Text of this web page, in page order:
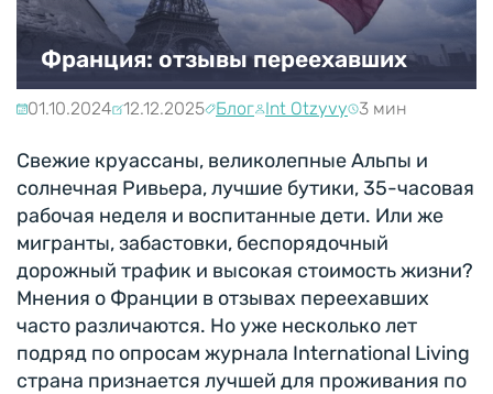
Франция: отзывы переехавших
01.10.2024 12.12.2025 Блог Int Otzyvy 3 мин
Свежие круассаны, великолепные Альпы и
солнечная Ривьера, лучшие бутики, 35-часовая
рабочая неделя и воспитанные дети. Или же
мигранты, забастовки, беспорядочный
дорожный трафик и высокая стоимость жизни?
Мнения о Франции в отзывах переехавших
часто различаются. Но уже несколько лет
подряд по опросам журнала International Living
страна признается лучшей для проживания по